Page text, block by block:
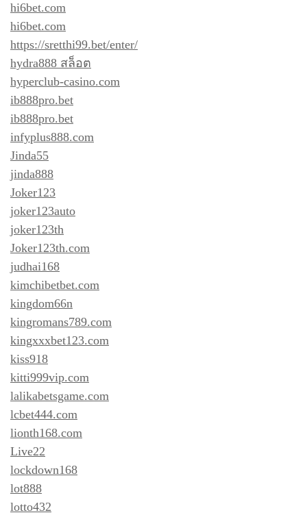
hi6bet.com
hi6bet.com
https://sretthi99.bet/enter/
hydra888 สล็อต
hyperclub-casino.com
ib888pro.bet
ib888pro.bet
infyplus888.com
Jinda55
jinda888
Joker123
joker123auto
joker123th
Joker123th.com
judhai168
kimchibetbet.com
kingdom66n
kingromans789.com
kingxxxbet123.com
kiss918
kitti999vip.com
lalikabetsgame.com
lcbet444.com
lionth168.com
Live22
lockdown168
lot888
lotto432